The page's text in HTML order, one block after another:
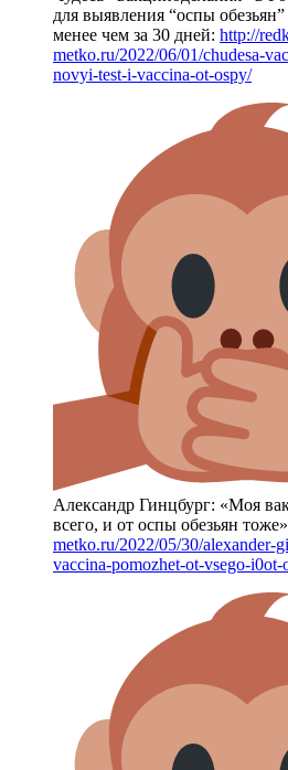
для выявления “оспы
менее чем за 30 дней: http://
metko.ru/2022/06/01/chudesa-
novyi-test-i-vaccina-ot-ospy/
Александр Гинцбург: «Моя
всего, и от оспы обезьян
metko.ru/2022/05/30/alexander-
vaccina-pomozhet-ot-vsego-i0ot-